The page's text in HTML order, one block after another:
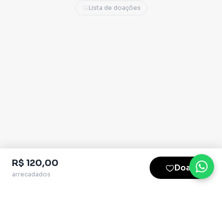
Lista de doações
R$ 120,00
arrecadados
Doar